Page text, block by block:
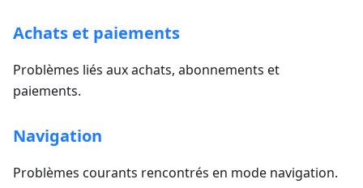
Achats et paiements
Problèmes liés aux achats, abonnements et
paiements.
Navigation
Problèmes courants rencontrés en mode navigation.